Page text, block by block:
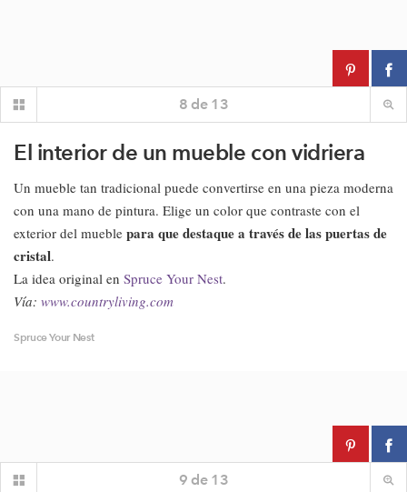
8 de 13
El interior de un mueble con vidriera
Un mueble tan tradicional puede convertirse en una pieza moderna
con una mano de pintura. Elige un color que contraste con el
exterior del mueble para que destaque a través de las puertas de
cristal.
La idea original en Spruce Your Nest.
Vía: www.countryliving.com
Spruce Your Nest
9 de 13